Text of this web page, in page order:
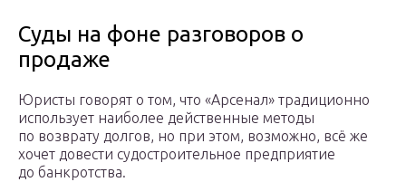
Суды на фоне разговоров о
продаже
Юристы говорят о том, что «Арсенал» традиционно
использует наиболее действенные методы
по возврату долгов, но при этом, возможно, всё же
хочет довести судостроительное предприятие
до банкротства.